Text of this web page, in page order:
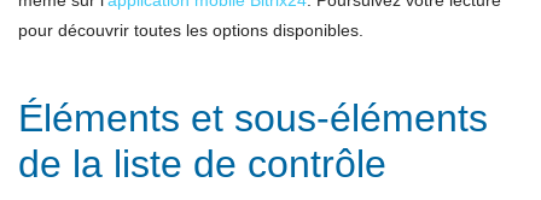
pour découvrir toutes les options disponibles.
Éléments et sous-éléments
de la liste de contrôle